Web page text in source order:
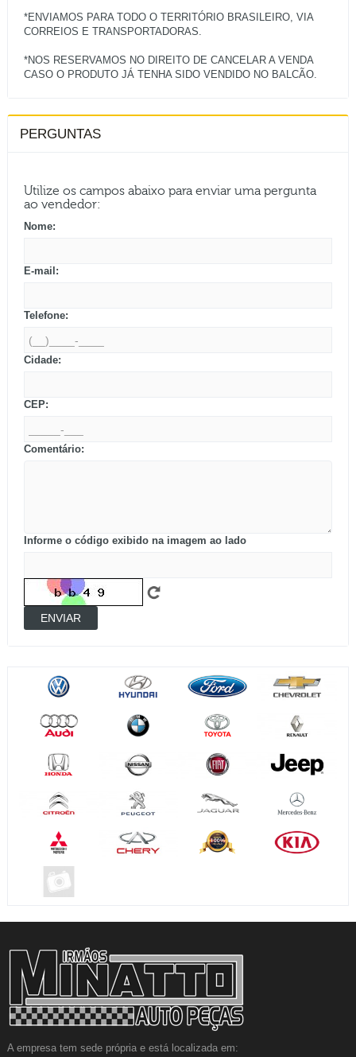
*ENVIAMOS PARA TODO O TERRITÓRIO BRASILEIRO, VIA
CORREIOS E TRANSPORTADORAS.
*NOS RESERVAMOS NO DIREITO DE CANCELAR A VENDA
PERGUNTAS
Utilize os campos abaixo para enviar uma pergunta
ao vendedor:
Nome:
E-mail:
Telefone:
Cidade:
CEP:
Comentário:
Informe o código exibido na imagem ao lado
ENVIAR
A empresa tem sede própria e está localizada em: